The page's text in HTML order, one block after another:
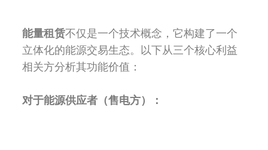
能量租赁不仅是一个技术概念，它构建了一个
立体化的能源交易生态。以下从三个核心利益
相关方分析其功能价值：
对于能源供应者（售电方）：